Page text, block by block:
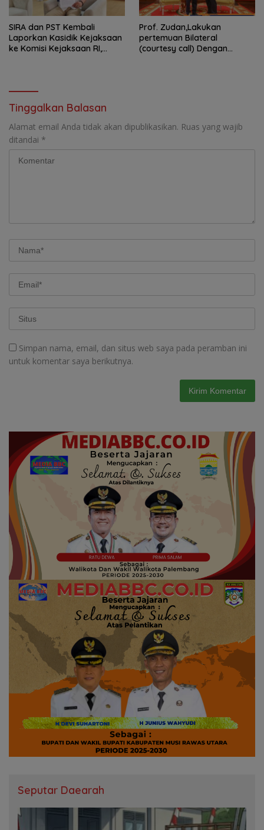
SIRA dan PST Kembali
Laporkan Kasidik Kejaksaan
ke Komisi Kejaksaan RI,
Lemutu
Prof. Zudan,Lakukan
pertemuan Bilateral
(courtesy call) Dengan
Tinggalkan Balasan
Alamat email Anda tidak akan dipublikasikan. Ruas yang wajib
ditandai *
Simpan nama, email, dan situs web saya pada peramban ini
untuk komentar saya berikutnya.
Seputar Daearah